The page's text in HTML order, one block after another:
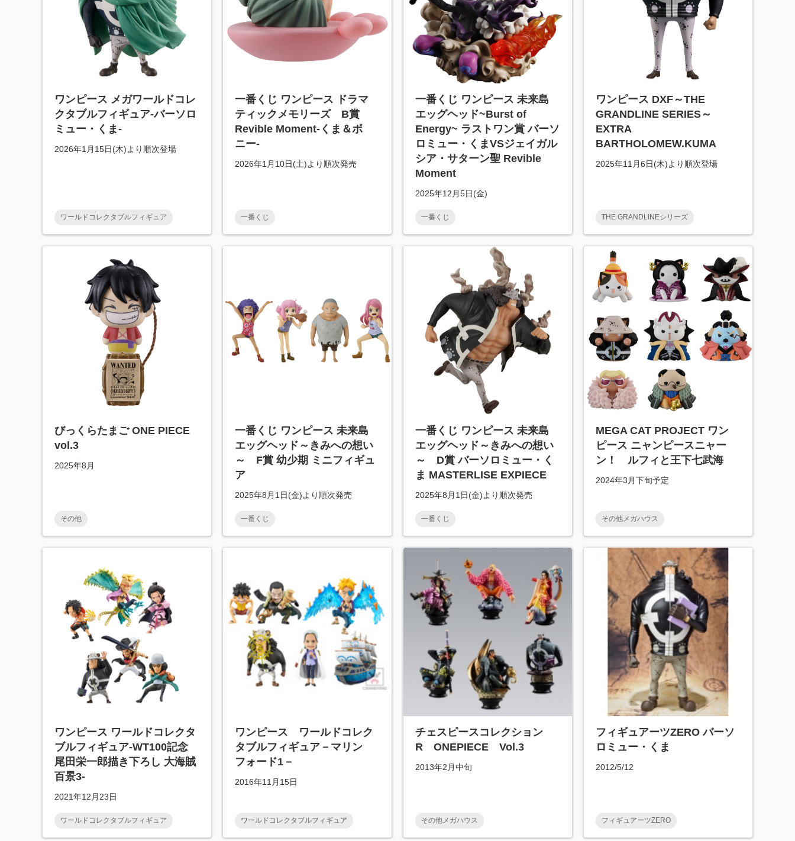
ワンピース メガワールドコレ
クタブルフィギュア-バーソロ
ミュー・くま-
2026年1月15日(木)より順次登場
ワールドコレクタブルフィギュア
一番くじ ワンピース ドラマ
ティックメモリーズ B賞
Revible Moment-くま＆ボ
ニー-
2026年1月10日(土)より順次発売
一番くじ
一番くじ ワンピース 未来島
エッグヘッド~Burst of
Energy~ ラストワン賞 バーソ
ロミュー・くまVSジェイガル
シア・サターン聖 Revible
Moment
2025年12月5日(金)
一番くじ
ワンピース DXF～THE
GRANDLINE SERIES～
EXTRA
BARTHOLOMEW.KUMA
2025年11月6日(木)より順次登場
THE GRANDLINEシリーズ
びっくらたまご ONE PIECE
vol.3
2025年8月
その他
一番くじ ワンピース 未来島
エッグヘッド～きみへの想い
～ F賞 幼少期 ミニフィギュ
ア
2025年8月1日(金)より順次発売
一番くじ
一番くじ ワンピース 未来島
エッグヘッド～きみへの想い
～ D賞 バーソロミュー・く
ま MASTERLISE EXPIECE
2025年8月1日(金)より順次発売
一番くじ
MEGA CAT PROJECT ワン
ピース ニャンピースニャー
ン！ ルフィと王下七武海
2024年3月下旬予定
その他メガハウス
ワンピース ワールドコレクタ
ブルフィギュア-WT100記念
尾田栄一郎描き下ろし 大海賊
百景3-
2021年12月23日
ワールドコレクタブルフィギュア
ワンピース ワールドコレク
タブルフィギュア－マリン
フォード1－
2016年11月15日
ワールドコレクタブルフィギュア
チェスピースコレクション
R ONEPIECE Vol.3
2013年2月中旬
その他メガハウス
フィギュアーツZERO バーソ
ロミュー・くま
2012/5/12
フィギュアーツZERO